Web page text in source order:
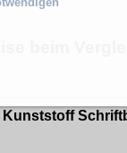
beim